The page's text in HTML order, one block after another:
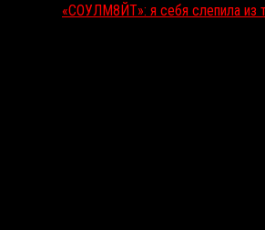
«СОУЛМ8ЙТ»: я себя слепила из